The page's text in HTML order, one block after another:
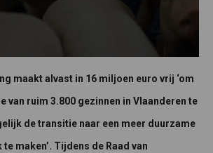
maakt alvast in 16 miljoen euro vrij ‘om
van ruim 3.800 gezinnen in Vlaanderen te
de transitie naar een meer duurzame
maken’. Tijdens de Raad van